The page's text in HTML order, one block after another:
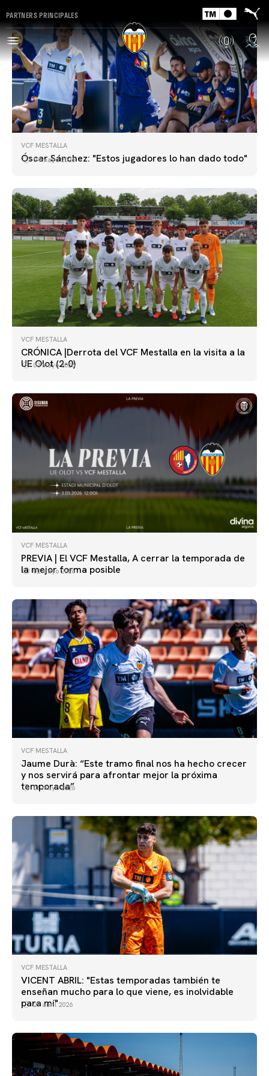
PARTNERS PRINCIPALES
VCF MESTALLA
Óscar Sánchez: "Estos jugadores lo han dado todo"
04 mayo 2026
VCF MESTALLA
CRÓNICA |Derrota del VCF Mestalla en la visita a la
UE Olot (2-0)
03 mayo 2026
VCF MESTALLA
PREVIA | El VCF Mestalla, A cerrar la temporada de
la mejor forma posible
02 mayo 2026
VCF MESTALLA
Jaume Durà: “Este tramo final nos ha hecho crecer
y nos servirá para afrontar mejor la próxima
temporada”
01 mayo 2026
VCF MESTALLA
VICENT ABRIL: "Estas temporadas también te
enseñan mucho para lo que viene, es inolvidable
para mí"
29 abril 2026